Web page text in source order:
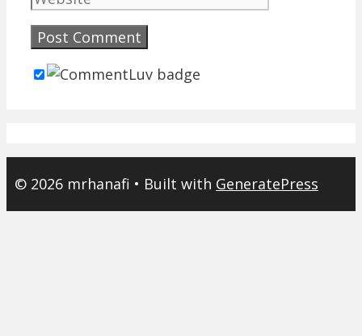
© 2026 mrhanafi • Built with GeneratePress